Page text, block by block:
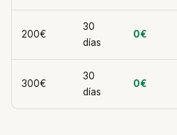
200€
30
días
0€
300€
30
días
0€